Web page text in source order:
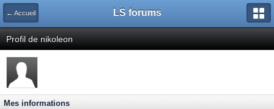
← Accueil LS forums
Profil de nikoleon
Mes informations